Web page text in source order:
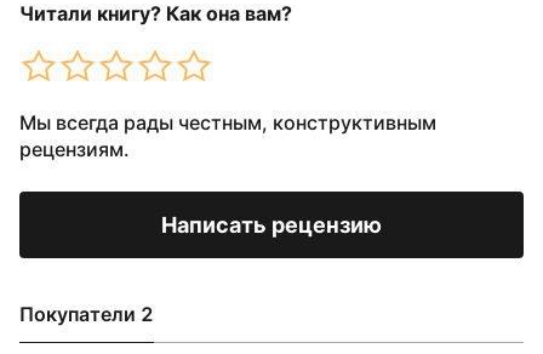
Читали книгу? Как она вам?
Мы всегда рады честным, конструктивным
рецензиям.
Написать рецензию
Покупатели 2